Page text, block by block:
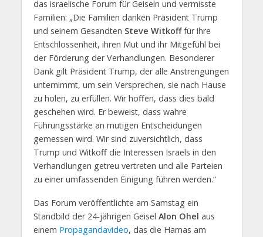
das israelische Forum für Geiseln und vermisste
Familien: „Die Familien danken Präsident Trump
und seinem Gesandten Steve Witkofffür ihre
Entschlossenheit, ihren Mut und ihr Mitgefühl bei
der Förderung der Verhandlungen. Besonderer
Dank gilt Präsident Trump, der alle Anstrengungen
unternimmt, um sein Versprechen, sie nach Hause
zu holen, zu erfüllen. Wir hoffen, dass dies bald
geschehen wird. Er beweist, dass wahre
Führungsstärke an mutigen Entscheidungen
gemessen wird. Wir sind zuversichtlich, dass
Trump und Witkoff die Interessen Israels in den
Verhandlungen getreu vertreten und alle Parteien
zu einer umfassenden Einigung führen werden.“
Das Forum veröffentlichte am Samstag ein
Standbild der 24-jährigen Geisel Alon Ohel aus
einem Propagandavideo, das die Hamas am